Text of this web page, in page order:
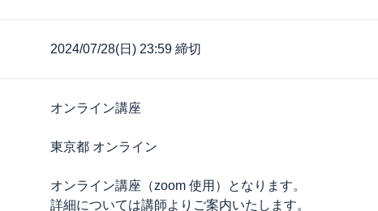
2024/07/28(日) 23:59 締切
オンライン講座
東京都 オンライン
オンライン講座（zoom 使用）となります。
詳細については講師よりご案内いたします。